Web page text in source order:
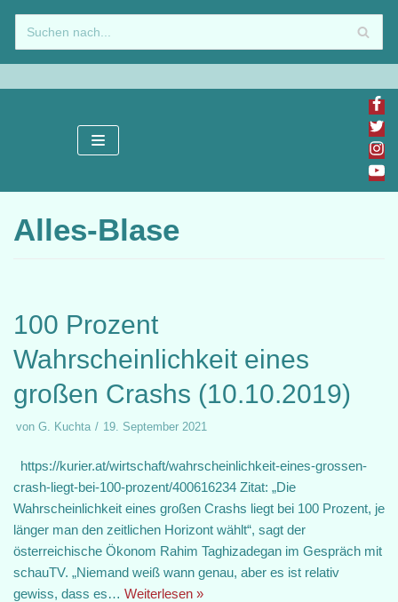
Zum
Inhalt
springen
Alles-Blase
100 Prozent
Wahrscheinlichkeit eines
großen Crashs (10.10.2019)
von G. Kuchta 19. September 2021
https://kurier.at/wirtschaft/wahrscheinlichkeit-eines-grossen-
crash-liegt-bei-100-prozent/400616234 Zitat: „Die
Wahrscheinlichkeit eines großen Crashs liegt bei 100 Prozent, je
länger man den zeitlichen Horizont wählt“, sagt der
österreichische Ökonom Rahim Taghizadegan im Gespräch mit
schauTV. „Niemand weiß wann genau, aber es ist relativ
gewiss, dass es… Weiterlesen »